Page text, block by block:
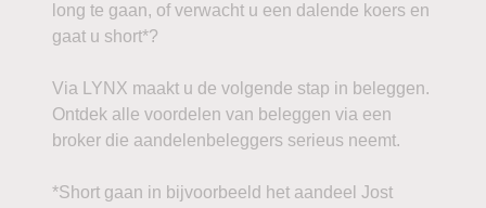
long te gaan, of verwacht u een dalende koers en
gaat u short*?
Via LYNX maakt u de volgende stap in beleggen.
Ontdek alle voordelen van beleggen via een
broker die aandelenbeleggers serieus neemt.
*Short gaan in bijvoorbeeld het aandeel Jost